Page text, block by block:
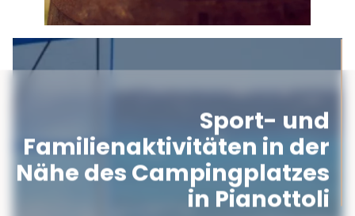
Sport- und
Familienaktivitäten in der
Nähe des Campingplatzes
in Pianottoli